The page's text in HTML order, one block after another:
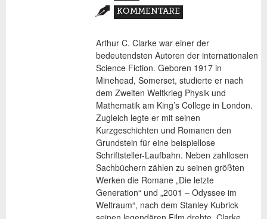
(AKTIVER
REITER)
KOMMENTARE
Arthur C. Clarke war einer der
bedeutendsten Autoren der internationalen
Science Fiction. Geboren 1917 in
Minehead, Somerset, studierte er nach
dem Zweiten Weltkrieg Physik und
Mathematik am King’s College in London.
Zugleich legte er mit seinen
Kurzgeschichten und Romanen den
Grundstein für eine beispiellose
Schriftsteller-Laufbahn. Neben zahllosen
Sachbüchern zählen zu seinen größten
Werken die Romane „Die letzte
Generation“ und „2001 – Odyssee im
Weltraum“, nach dem Stanley Kubrick